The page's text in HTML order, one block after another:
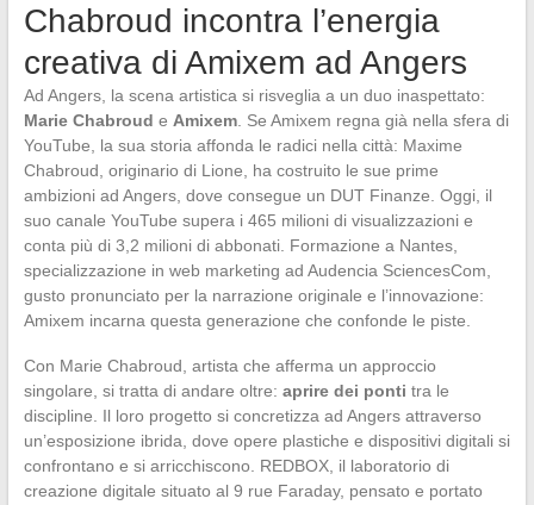
Chabroud incontra l’energia
creativa di Amixem ad Angers
Ad Angers, la scena artistica si risveglia a un duo inaspettato:
Marie Chabroud e Amixem. Se Amixem regna già nella sfera di
YouTube, la sua storia affonda le radici nella città: Maxime
Chabroud, originario di Lione, ha costruito le sue prime
ambizioni ad Angers, dove consegue un DUT Finanze. Oggi, il
suo canale YouTube supera i 465 milioni di visualizzazioni e
conta più di 3,2 milioni di abbonati. Formazione a Nantes,
specializzazione in web marketing ad Audencia SciencesCom,
gusto pronunciato per la narrazione originale e l’innovazione:
Amixem incarna questa generazione che confonde le piste.
Con Marie Chabroud, artista che afferma un approccio
singolare, si tratta di andare oltre: aprire dei ponti tra le
discipline. Il loro progetto si concretizza ad Angers attraverso
un’esposizione ibrida, dove opere plastiche e dispositivi digitali si
confrontano e si arricchiscono. REDBOX, il laboratorio di
creazione digitale situato al 9 rue Faraday, pensato e portato